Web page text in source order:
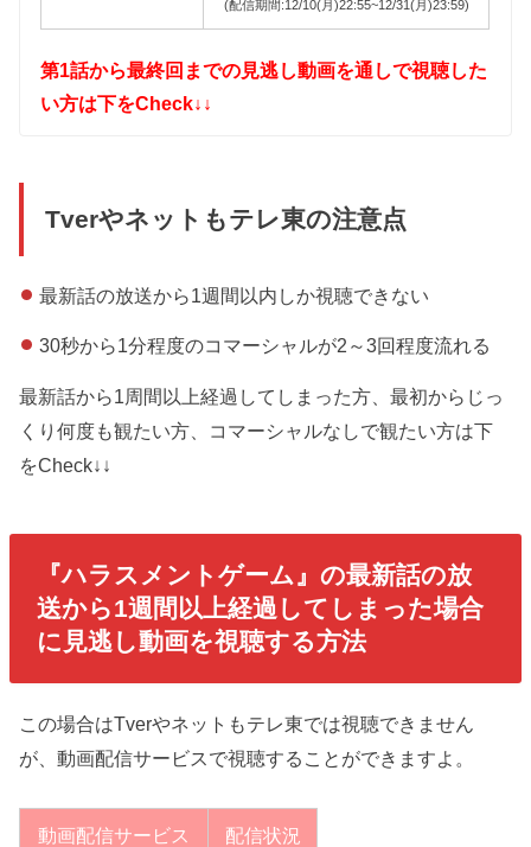
(配信期間:12/10(月)22:55~12/31(月)23:59)
第1話から最終回までの見逃し動画を通しで視聴した
い方は下をCheck↓↓
Tverやネットもテレ東の注意点
最新話の放送から1週間以内しか視聴できない
30秒から1分程度のコマーシャルが2～3回程度流れる
最新話から1周間以上経過してしまった方、最初からじっ
くり何度も観たい方、コマーシャルなしで観たい方は下
をCheck↓↓
『ハラスメントゲーム』の最新話の放
送から1週間以上経過してしまった場合
に見逃し動画を視聴する方法
この場合はTverやネットもテレ東では視聴できません
が、動画配信サービスで視聴することができますよ。
動画配信サービス 配信状況